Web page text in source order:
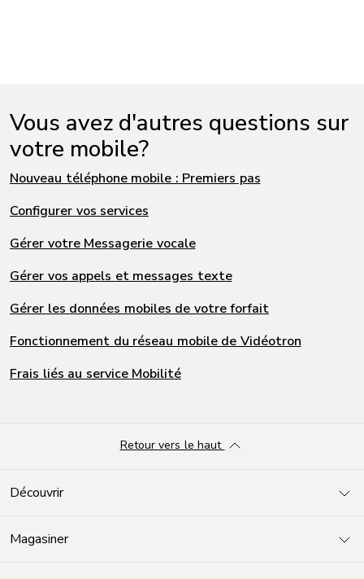
Vous avez d'autres questions sur
votre mobile?
Nouveau téléphone mobile : Premiers pas
Configurer vos services
Gérer votre Messagerie vocale
Gérer vos appels et messages texte
Gérer les données mobiles de votre forfait
Fonctionnement du réseau mobile de Vidéotron
Frais liés au service Mobilité
Découvrir
Magasiner
Retour vers le haut